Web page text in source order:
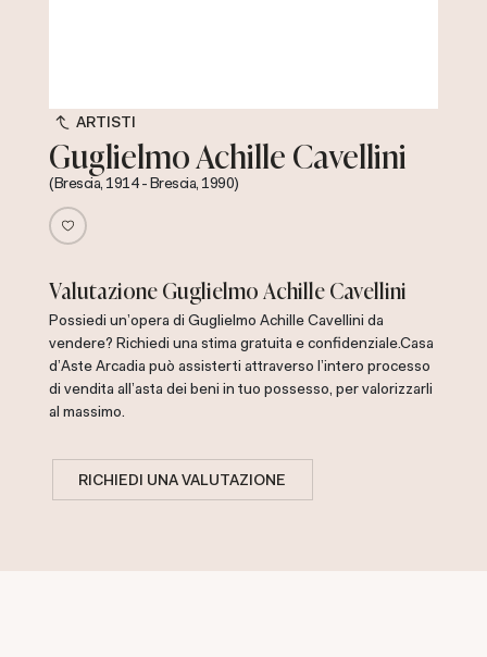
ARTISTI
Guglielmo Achille Cavellini
(Brescia, 1914 - Brescia, 1990)
Valutazione Guglielmo Achille Cavellini
Possiedi un'opera di Guglielmo Achille Cavellini da
vendere? Richiedi una stima gratuita e confidenziale.Casa
d'Aste Arcadia può assisterti attraverso l'intero processo
di vendita all'asta dei beni in tuo possesso, per valorizzarli
al massimo.
RICHIEDI UNA VALUTAZIONE